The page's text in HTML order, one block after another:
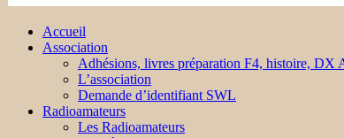
Accueil
Association
Adhésions, livres préparation F4, histoire, DX
L’association
Demande d’identifiant SWL
Radioamateurs
Les Radioamateurs